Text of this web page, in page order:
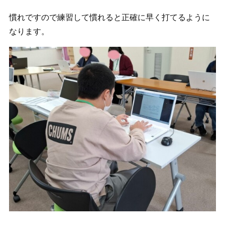
慣れですので練習して慣れると正確に早く打てるように
なります。